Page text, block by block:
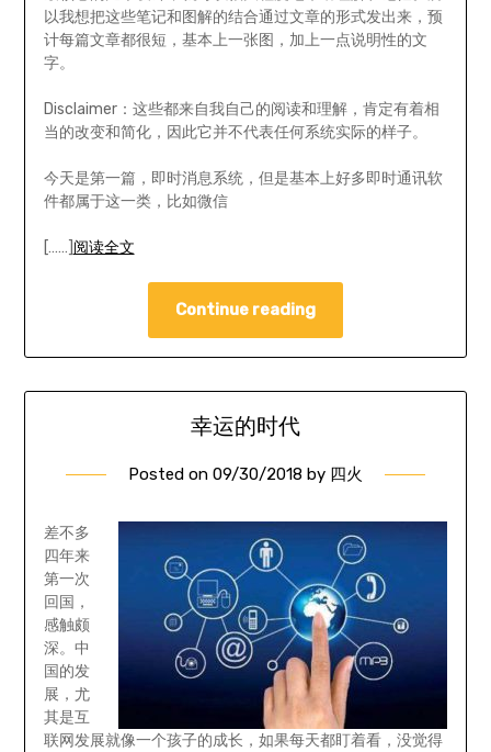
以我想把这些笔记和图解的结合通过文章的形式发出来，预
计每篇文章都很短，基本上一张图，加上一点说明性的文
字。
Disclaimer：这些都来自我自己的阅读和理解，肯定有着相
当的改变和简化，因此它并不代表任何系统实际的样子。
今天是第一篇，即时消息系统，但是基本上好多即时通讯软
件都属于这一类，比如微信
[……] 阅读全文
Continue reading
幸运的时代
Posted on 09/30/2018 by 四火
差不多
四年来
第一次
回国，
感触颇
深。中
国的发
展，尤
其是互
联网发展就像一个孩子的成长，如果每天都盯着看，没觉得